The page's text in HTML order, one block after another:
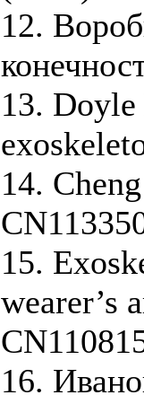
12.
13.
14.
15.
wearer’s
16.